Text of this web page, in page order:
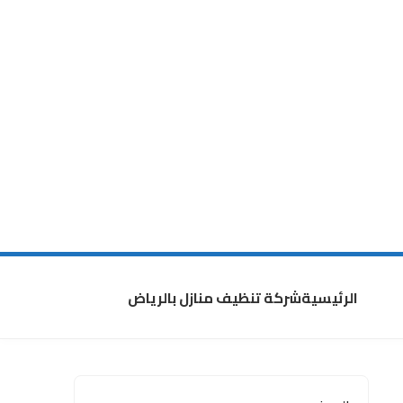
الرئيسيةشركة تنظيف منازل بالرياض